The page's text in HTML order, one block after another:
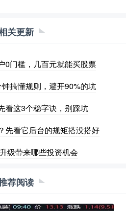
关更新
0门槛，几百元就能买股票
搞懂规则，避开90%的坑
看这3个稳字诀，别踩坑
先看它后台的规矩搭没搭好
级带来哪些投资机会
荐阅读